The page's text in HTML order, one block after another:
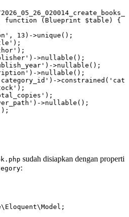
function ( Blueprint $table) {
, 13 ) ->unique () ;
) ;
) ;
) ->nullable () ;
) ->nullable () ;
) ->nullable () ;
) ->constrained (
) ;
) ;
) ->nullable () ;
;
sudah disiapkan dengan properti
:
\ Eloquent\Model ;